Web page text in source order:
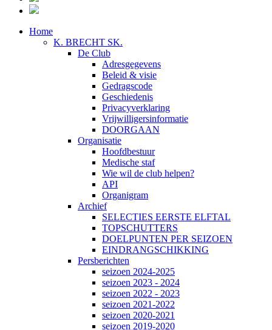
Home
K. BRECHT SK.
De Club
Adresgegevens
Beleid & visie
Gedragscode
Geschiedenis
Privacyverklaring
Vrijwilligersinformatie
DOORGAAN
Organisatie
Hoofdbestuur
Medische staf
Wie wil de club helpen?
API
Organigram
Archief
SELECTIES EERSTE ELFTAL
TOPSCHUTTERS
DOELPUNTEN PER SEIZOEN
EINDRANGSCHIKKING
Persberichten
seizoen 2024-2025
seizoen 2023 - 2024
seizoen 2022 - 2023
seizoen 2021-2022
seizoen 2020-2021
seizoen 2019-2020